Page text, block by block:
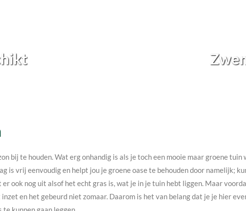
bij te houden. Wat erg onhandig is als je toch een mooie maar groene tuin
is vrij eenvoudig en helpt jou je groene oase te behouden door namelijk;
ook nog uit alsof het echt gras is, wat je in je tuin hebt liggen. Maar
en het gebeurd niet zomaar. Daarom is het van belang dat je je hier